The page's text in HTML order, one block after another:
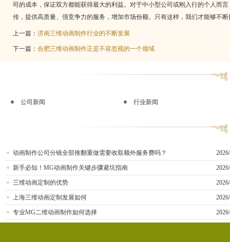
司的成本，保证双方都能获得最大的利益。对于中小型公司或刚入行的个人而
传，提供高质量、强竞争力的服务，增加市场份额。只有这样，我们才能够不
上一篇：济南三维动画制作行业的不断发展
下一篇：合肥三维动画制作正是不容忽视的一个领域
公司新闻 行业新闻
动画制作公司分镜全部推翻重做需要收取额外服务费吗？
新手必知！MG动画制作关键步骤避坑指南
三维动画定制的优势
上海三维动画定制发展如何
专业MG二维动画制作如何选择